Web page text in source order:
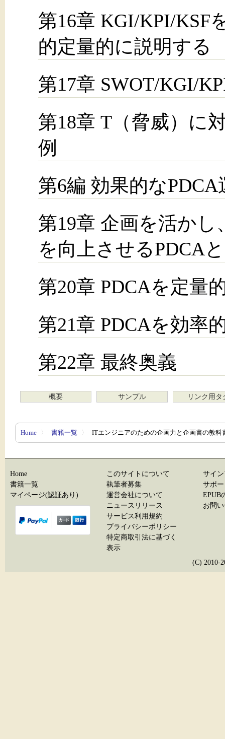
第16章 KGI/KPI/KSF
的定量的に説明する
第17章 SWOT/KGI/
第18章 T（脅威）に
例
第6編 効果的な
第19章 企画を活か
を向上させるPDCA
第20章 PDCAを定量
第21章 PDCAを効率
第22章 最終奥義
概要 サンプル リンク用タ
Home 〉 書籍一覧 〉 ITエンジニアのための企画力と企画書の教科
Home
書籍一覧
マイページ(認証あり)
このサイトについて
執筆者募集
運営会社について
ニュースリリース
サービス利用規約
プライバシーポリシー
特定商取引法に基づく
表示
サイ
サポ
EPUB
お問
(C) 2010-